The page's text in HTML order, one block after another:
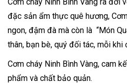
Cơm cháy Ninh Bình Vàng ra đời
đặc sản ẩm thực quê hương,
ngon, đậm đà mà còn là “Món
thân, bạn bè, quý đối tác, mỗi khi
Cơm cháy Ninh Bình Vàng, cam
phẩm và chất bảo quản.